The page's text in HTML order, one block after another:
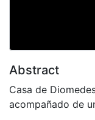
Abstract
Casa de
acompañado de